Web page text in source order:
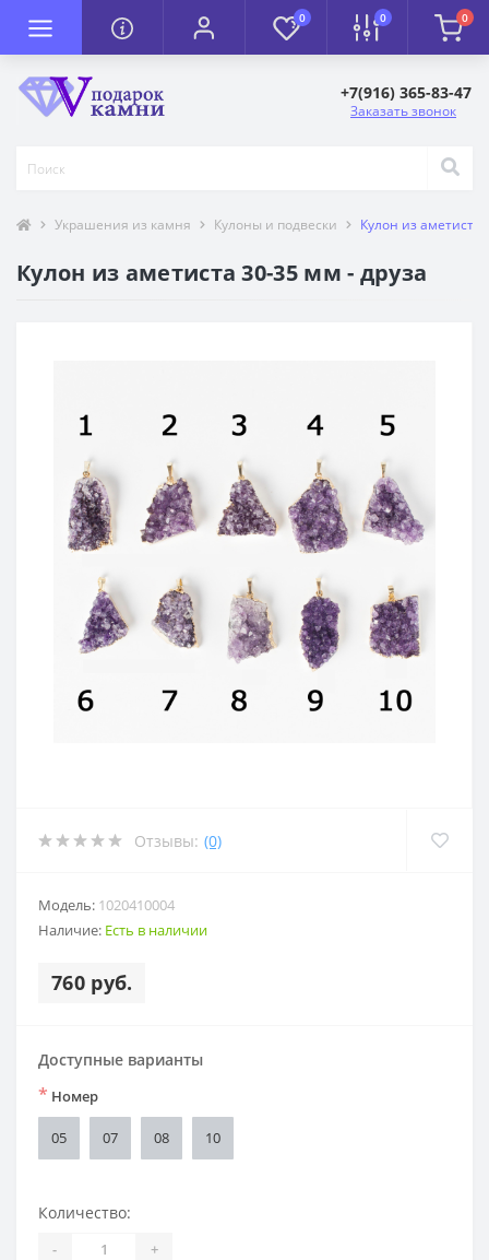
0 0 0
+7(916) 365-83-47
Заказать звонок
Украшения из камня Кулоны и подвески Кулон из аметиста
Кулон из аметиста 30-35 мм - друза
Отзывы: (0)
Модель: 1020410004
Наличие: Есть в наличии
760 руб.
Доступные варианты
* Номер
05 07 08 10
Количество:
- +